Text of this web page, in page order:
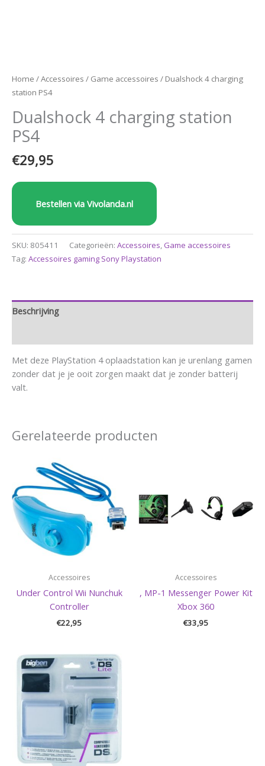
Home /Accessoires / Game accessoires / Dualshock 4 charging
station PS4
Dualshock 4 charging station
PS4
€29,95
Bestellen via Vivolanda.nl
SKU: 805411 Categorieën: Accessoires, Game accessoires
Tag: Accessoires gaming Sony Playstation
Beschrijving
Met deze PlayStation 4 oplaadstation kan je urenlang gamen
zonder dat je je ooit zorgen maakt dat je zonder batterij
valt.
Gerelateerde producten
Accessoires
Under Control Wii Nunchuk
Controller
€22,95
Accessoires
, MP-1 Messenger Power Kit
Xbox 360
€33,95